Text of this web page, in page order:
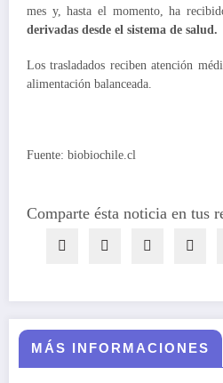
mes y, hasta el momento, ha
derivadas desde el sistema de salud.
Los trasladados reciben atención
alimentación balanceada.
Fuente: biobiochile.cl
Comparte ésta noticia en tus
MÁS INFORMACIONES